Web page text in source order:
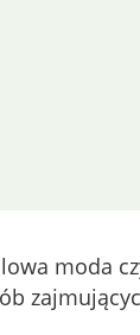
moda